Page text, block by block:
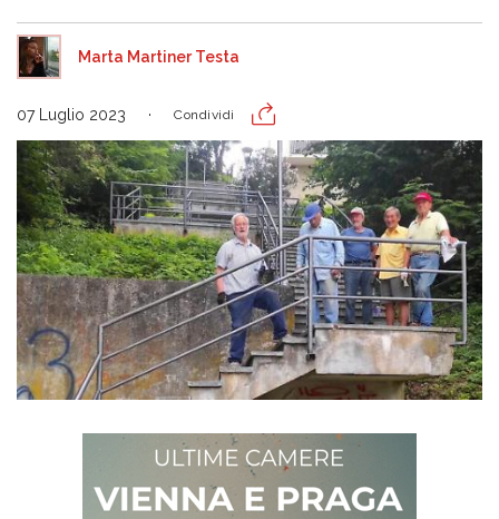
Marta Martiner Testa
07 Luglio 2023 Condividi